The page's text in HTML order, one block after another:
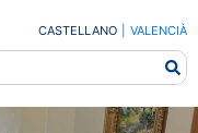
CASTELLANO VALENCIÀ